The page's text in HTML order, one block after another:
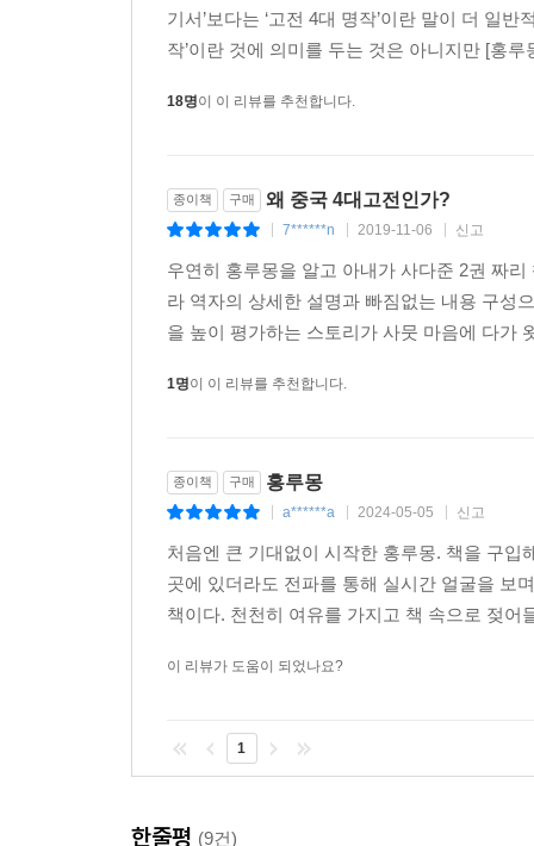
기서’보다는 ‘고전 4대 명작’이란 말이 더 일
작’이란 것에 의미를 두는 것은 아니지만 [홍
18명이 이 리뷰를 추천합니다.
종이책 구매 왜 중국 4대고전인가?
7******n 2019-11-06 신고
우연히 홍루몽을 알고 아내가 사다준 2권 짜
라 역자의 상세한 설명과 빠짐없는 내용 구성
을 높이 평가하는 스토리가 사뭇 마음에 다가
1명이 이 리뷰를 추천합니다.
종이책 구매 홍루몽
a******a 2024-05-05 신고
처음엔 큰 기대없이 시작한 홍루몽. 책을 구
곳에 있더라도 전파를 통해 실시간 얼굴을 보
책이다. 천천히 여유를 가지고 책 속으로 젖어
이 리뷰가 도움이 되었나요?
1
한줄평 (9건)